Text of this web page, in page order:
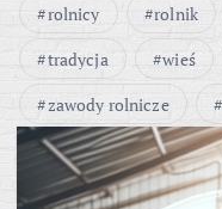
rolnicy
rolnik
tradycja
wieś
zawody rolnicze